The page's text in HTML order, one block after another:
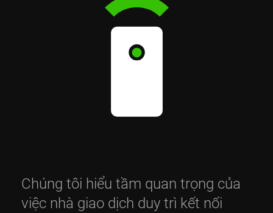
Chúng tôi hiểu tầm quan trọng của
việc nhà giao dịch duy trì kết nối